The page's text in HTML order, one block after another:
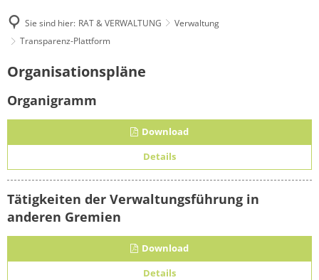
Sie sind hier: RAT & VERWALTUNG
Verwaltung
Transparenz-Plattform
Transparenz-
Plattform
Organisationspläne
Organigramm
Download
Details
Tätigkeiten der Verwaltungsführung in
anderen Gremien
Download
Details